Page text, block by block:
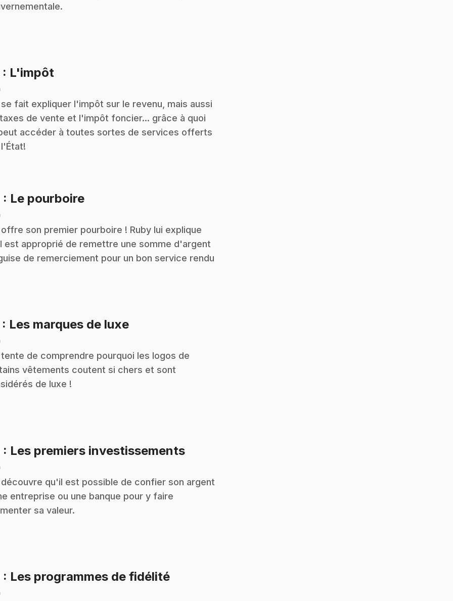
: L'impôt.
se fait expliquer l'impôt sur le revenu, mais aussi
de vente et l'impôt foncier... grâce à quoi
accéder à toutes sortes de services offerts
: Le pourboire.
offre son premier pourboire ! Ruby lui explique
est approprié de remettre une somme d'argent
de remerciement pour un bon service rendu
: Les marques de luxe.
tente de comprendre pourquoi les logos de
vêtements coutent si chers et sont
de luxe !
: Les premiers investissements.
découvre qu'il est possible de confier son argent
entreprise ou une banque pour y faire
sa valeur.
: Les programmes de fidélité.